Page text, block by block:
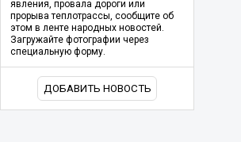
явления, провала дороги или
прорыва теплотрассы, сообщите об
этом в ленте народных новостей.
Загружайте фотографии через
специальную форму.
ДОБАВИТЬ НОВОСТЬ